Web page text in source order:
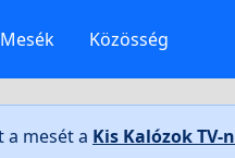
Mesék Közösség
a mesét a Kis Kalózok TV-n